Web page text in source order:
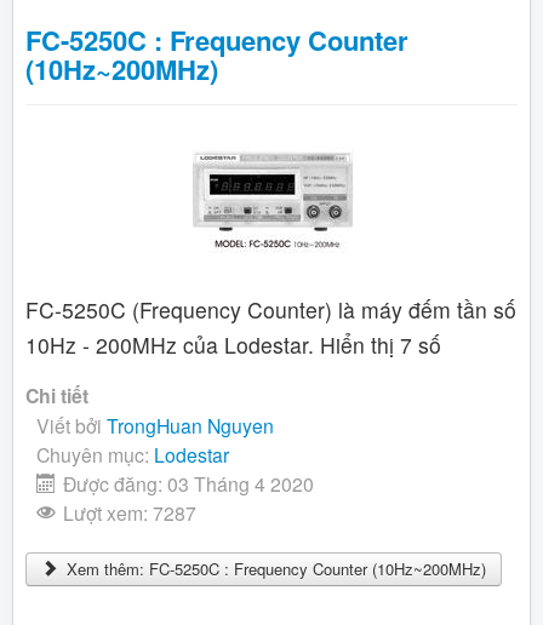
FC-5250C : Frequency Counter
(10Hz~200MHz)
FC-5250C (Frequency Counter) là máy đếm tần số
10Hz - 200MHz của Lodestar. Hiển thị 7 số
Chi tiết
Viết bởi TrongHuan Nguyen
Chuyên mục: Lodestar
Được đăng: 03 Tháng 4 2020
Lượt xem: 7287
Xem thêm: FC-5250C : Frequency Counter (10Hz~200MHz)